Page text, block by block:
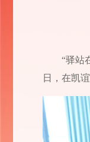
“驿站
日，在凯